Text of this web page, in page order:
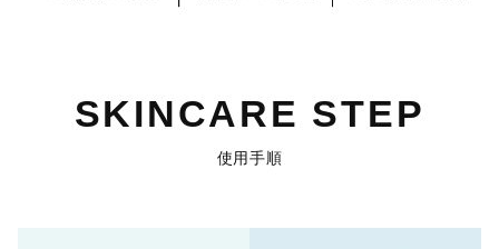
SKINCARE STEP
使用手順